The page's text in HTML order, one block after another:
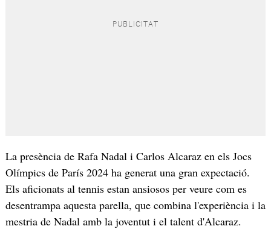
La presència de Rafa Nadal i Carlos Alcaraz en els Jocs
Olímpics de París 2024 ha generat una gran expectació.
Els aficionats al tennis estan ansiosos per veure com es
desentrampa aquesta parella, que combina l'experiència i la
mestria de Nadal amb la joventut i el talent d'Alcaraz.